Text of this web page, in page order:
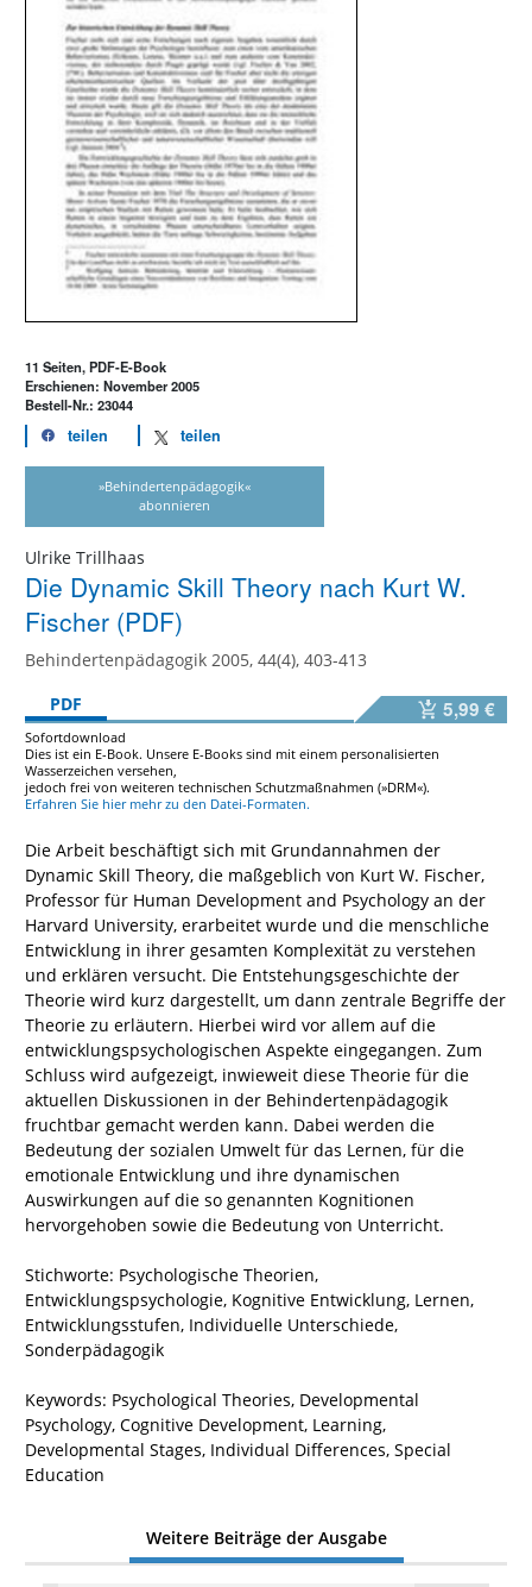
11 Seiten, PDF-E-Book
Erschienen: November 2005
Bestell-Nr.: 23044
teilen teilen
»Behindertenpädagogik«
abonnieren
Ulrike Trillhaas
Die Dynamic Skill Theory nach Kurt W.
Fischer (PDF)
Behindertenpädagogik 2005, 44(4), 403-413
PDF
5,99 €
Sofortdownload
Dies ist ein E-Book. Unsere E-Books sind mit einem personalisierten
Wasserzeichen versehen,
jedoch frei von weiteren technischen Schutzmaßnahmen (»DRM«).
Erfahren Sie hier mehr zu den Datei-Formaten.
Die Arbeit beschäftigt sich mit Grundannahmen der
Dynamic Skill Theory, die maßgeblich von Kurt W. Fischer,
Professor für Human Development and Psychology an der
Harvard University, erarbeitet wurde und die menschliche
Entwicklung in ihrer gesamten Komplexität zu verstehen
und erklären versucht. Die Entstehungsgeschichte der
Theorie wird kurz dargestellt, um dann zentrale Begriffe der
Theorie zu erläutern. Hierbei wird vor allem auf die
entwicklungspsychologischen Aspekte eingegangen. Zum
Schluss wird aufgezeigt, inwieweit diese Theorie für die
aktuellen Diskussionen in der Behindertenpädagogik
fruchtbar gemacht werden kann. Dabei werden die
Bedeutung der sozialen Umwelt für das Lernen, für die
emotionale Entwicklung und ihre dynamischen
Auswirkungen auf die so genannten Kognitionen
hervorgehoben sowie die Bedeutung von Unterricht.
Stichworte: Psychologische Theorien,
Entwicklungspsychologie, Kognitive Entwicklung, Lernen,
Entwicklungsstufen, Individuelle Unterschiede,
Sonderpädagogik
Keywords: Psychological Theories, Developmental
Psychology, Cognitive Development, Learning,
Developmental Stages, Individual Differences, Special
Education
Weitere Beiträge der Ausgabe